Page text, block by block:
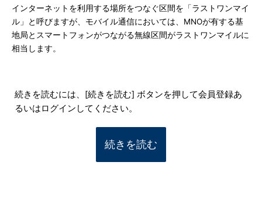
インターネットを利用する場所をつなぐ区間を「ラストワンマイ
ル」と呼びますが、モバイル通信においては、MNOが有する基
地局とスマートフォンがつながる無線区間がラストワンマイルに
相当します。
続きを読むには、[続きを読む] ボタンを押して会員登録あ
るいはログインしてください。
続きを読む